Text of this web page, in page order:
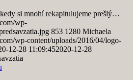
si mnohí rekapitulujeme prešlý…
wp-
853 1280 Michaela
wp-content/uploads/2016/04/logo-
12-28 11:09:452020-12-28